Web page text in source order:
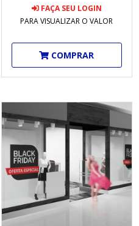
FAÇA SEU LOGIN
PARA VISUALIZAR O VALOR
COMPRAR